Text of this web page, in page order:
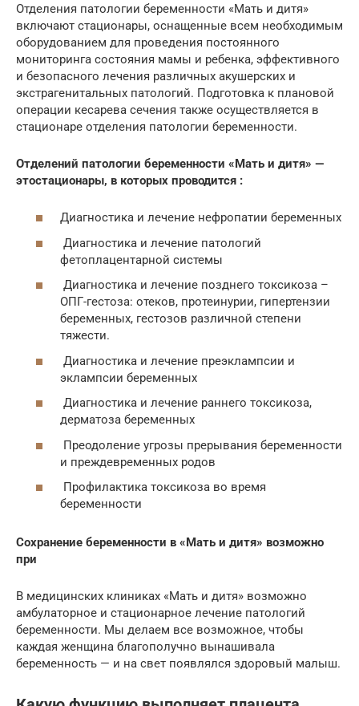
Отделения патологии беременности «Мать и дитя»
включают стационары, оснащенные всем необходимым
оборудованием для проведения постоянного
мониторинга состояния мамы и ребенка, эффективного
и безопасного лечения различных акушерских и
экстрагенитальных патологий. Подготовка к плановой
операции кесарева сечения также осуществляется в
стационаре отделения патологии беременности.
Отделений патологии беременности «Мать и дитя» —
этостационары, в которых проводится :
Диагностика и лечение нефропатии беременных
Диагностика и лечение патологий
фетоплацентарной системы
Диагностика и лечение позднего токсикоза –
ОПГ-гестоза: отеков, протеинурии, гипертензии
беременных, гестозов различной степени
тяжести.
Диагностика и лечение преэклампсии и
эклампсии беременных
Диагностика и лечение раннего токсикоза,
дерматоза беременных
Преодоление угрозы прерывания беременности
и преждевременных родов
Профилактика токсикоза во время
беременности
Сохранение беременности в «Мать и дитя» возможно
при
В медицинских клиниках «Мать и дитя» возможно
амбулаторное и стационарное лечение патологий
беременности. Мы делаем все возможное, чтобы
каждая женщина благополучно вынашивала
беременность — и на свет появлялся здоровый малыш.